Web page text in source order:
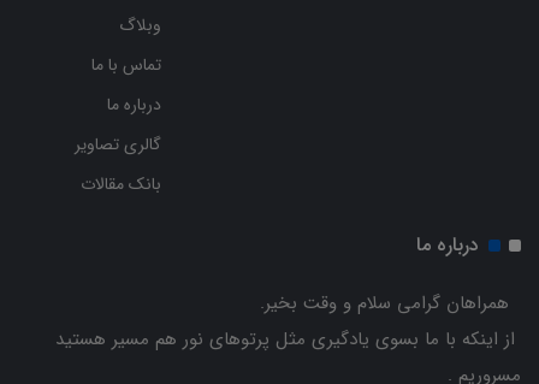
وبلاگ
تماس با ما
درباره ما
گالری تصاویر
بانک مقالات
درباره ما
همراهان گرامی سلام و وقت بخیر.
از اینکه با ما بسوی یادگیری مثل پرتوهای نور هم مسیر هستید
مسروریم .